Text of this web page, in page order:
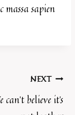
sapien
NEXT
can’t believe it’s